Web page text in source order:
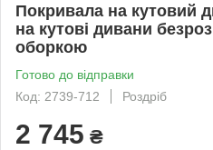
Покривала на кутовий
на кутові дивани
оборкою
Готово до відправки
Код: 2739-712
Роздріб
2 745 ₴